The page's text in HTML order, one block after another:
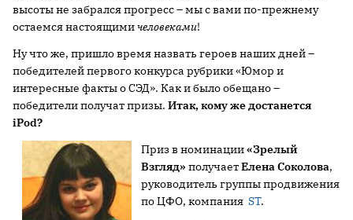
высоты не забрался прогресс – мы с вами по-прежнему
остаемся настоящимичеловеками!
Ну что же, пришло время назвать героев наших дней –
победителей первого конкурса рубрики «Юмор и
интересные факты о СЭД». Как и было обещано –
победители получат призы. Итак, кому же достанется
iPod?
Приз в номинации«Зрелый
Взгляд» получаетЕлена Соколова,
руководитель группы продвижения
по ЦФО, компания ST.